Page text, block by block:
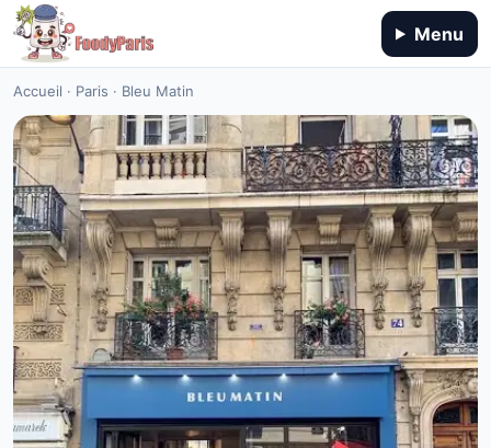
Menu
Accueil · Paris · Bleu Matin